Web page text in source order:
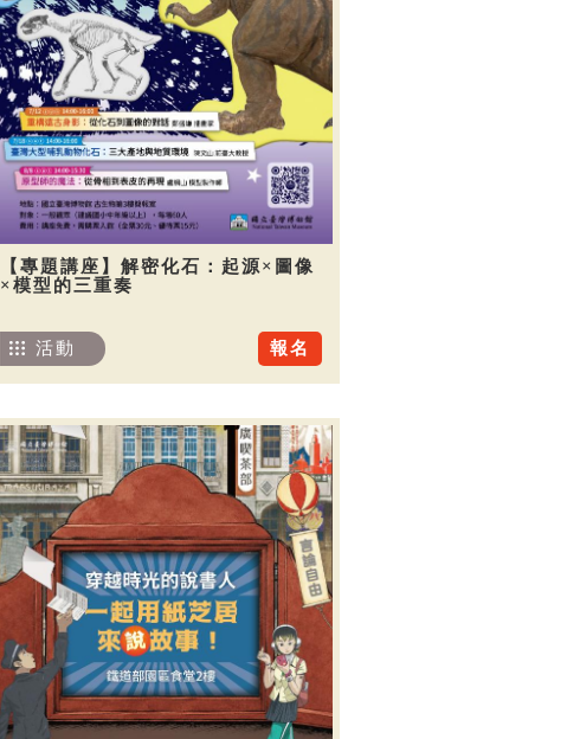
【專題講座】解密化石：起源×圖像
×模型的三重奏
報名
活動